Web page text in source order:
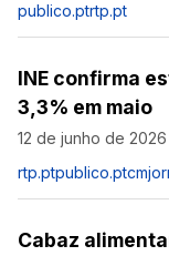
publico.ptrtp.pt
INE confirma
3,3% em maio
12 de junho de 2026
rtp.ptpublico.pt
Cabaz